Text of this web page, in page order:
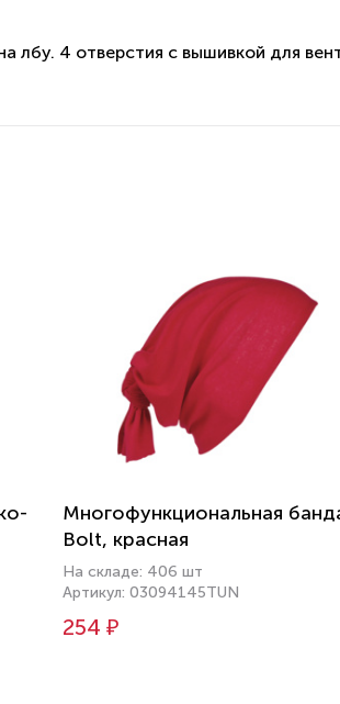
лбу. 4 отверстия с вышивкой для
Многофункциональная
Bolt, красная
На складе: 406 шт
Артикул: 03094145TUN
254 ₽